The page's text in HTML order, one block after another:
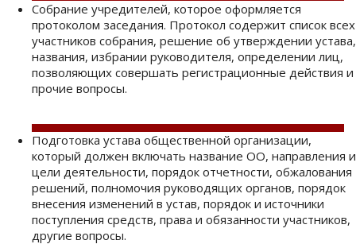
Собрание учредителей, которое оформляется
протоколом заседания. Протокол содержит список всех
участников собрания, решение об утверждении устава,
названия, избрании руководителя, определении лиц,
позволяющих совершать регистрационные действия и
прочие вопросы.
Подготовка устава общественной организации,
который должен включать название ОО, направления и
цели деятельности, порядок отчетности, обжалования
решений, полномочия руководящих органов, порядок
внесения изменений в устав, порядок и источники
поступления средств, права и обязанности участников,
другие вопросы.